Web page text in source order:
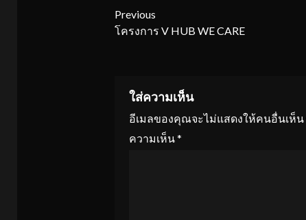
Continue
Reading
Previous
โครงการ V HUB WE CARE
ใส่ความเห็น
อีเมลของคุณจะไม่แสดงให้คนอื่นเห็น
ความเห็น*